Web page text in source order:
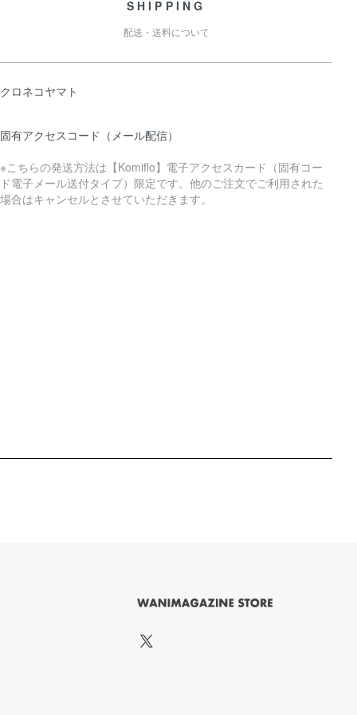
SHIPPING
配送・送料について
クロネコヤマト
固有アクセスコード（メール配信）
※こちらの発送方法は【Komiflo】電子アクセスカード（固有コー
ド電子メール送付タイプ）限定です。他のご注文でご利用された
場合はキャンセルとさせていただきます。